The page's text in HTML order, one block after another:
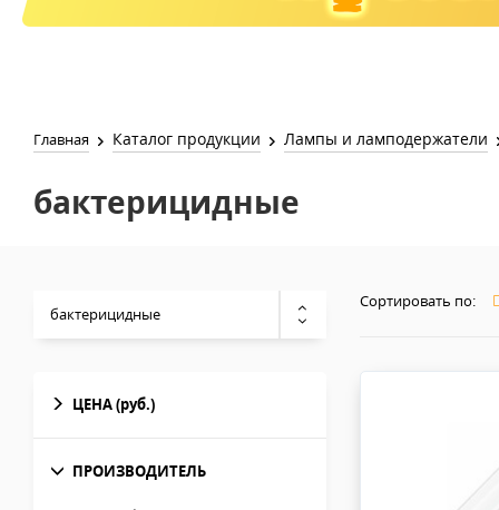
Главная Каталог продукции Лампы и ламподержатели
бактерицидные
бактерицидные
ЦЕНА(руб.)
ПРОИЗВОДИТЕЛЬ
Сортировать по: